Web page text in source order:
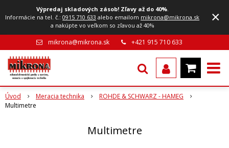
Výpredaj skladových zásob! Zľavy až do 40%.
Informácie na tel. č.:0915 710 633 alebo emailom mikrona@mikrona.sk
a nakúpte vo veľkom so zľavou až 40%
×
mikrona@mikrona.sk +421 915 710 633
Úvod Meracia technika
ROHDE & SCHWARZ - HAMEG
Multimetre
Multimetre